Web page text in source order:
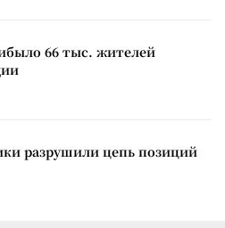
66 тыс. жителей
разрушили цепь позиций